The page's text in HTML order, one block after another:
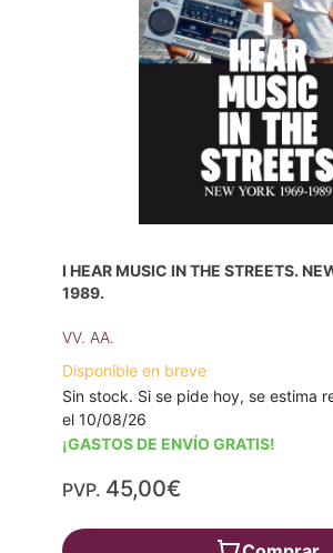
I HEAR MUSIC IN THE STREETS.
1989.
VV. AA.
Disponible en breve
Sin stock. Si se pide hoy, se estima
el 10/08/26
¡GASTOS DE ENVÍO GRATIS!
PVP. 45,00€